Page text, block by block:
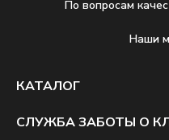
КАТАЛОГ
СЛУЖБА ЗАБОТЫ О
По вопросам
Наши